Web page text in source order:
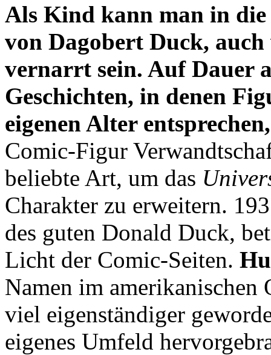
Als Kind kann man in
von Dagobert Duck,
vernarrt sein. Auf Dauer
Geschichten, in denen
eigenen Alter
Comic-Figur
beliebte Art, um das
Charakter zu erweitern.
des guten Donald Duck,
Licht der Comic-Seiten.
Namen im amerikanischen
viel eigenständiger
eigenes Umfeld